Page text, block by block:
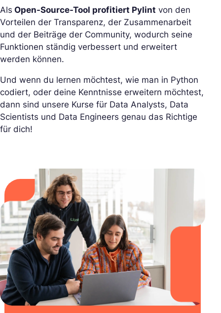
Als Open-Source-Tool profitiert Pylint von den
Vorteilen der Transparenz, der Zusammenarbeit
und der Beiträge der Community, wodurch seine
Funktionen ständig verbessert und erweitert
werden können.
Und wenn du lernen möchtest, wie man in Python
codiert, oder deine Kenntnisse erweitern möchtest,
dann sind unsere Kurse für Data Analysts, Data
Scientists und Data Engineers genau das Richtige
für dich!